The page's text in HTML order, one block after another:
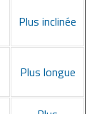
Plus inclinée
Plus longue